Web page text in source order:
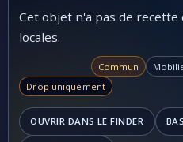
Cet objet n'a pas de
locales.
Commun
Drop uniquement
OUVRIR DANS LE FINDER